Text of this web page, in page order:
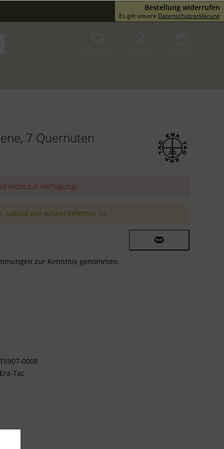
Service/Hilfe
7 Quernuten
nicht zur Verfügung!
sobald der Artikel lieferbar ist.
zur Kenntnis genommen.
T5907-0008
Era-Tac
Bestellung widerrufen
Es gilt unsere Datenschutzerklärung